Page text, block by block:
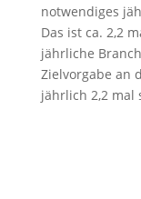
notwendiges
Das ist ca. 2,2
jährliche
Zielvorgabe an
jährlich 2,2 mal